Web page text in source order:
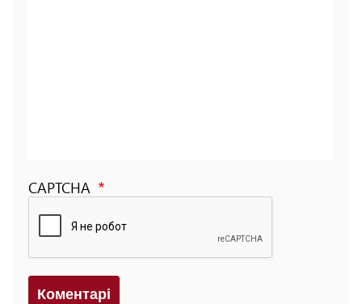
CAPTCHA
Коментарi